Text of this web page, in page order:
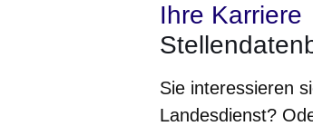
Ihre Karriere
Sie interessieren
Landesdienst?